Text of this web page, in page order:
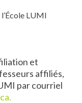
LUMI
et
affiliés,
par courriel
.